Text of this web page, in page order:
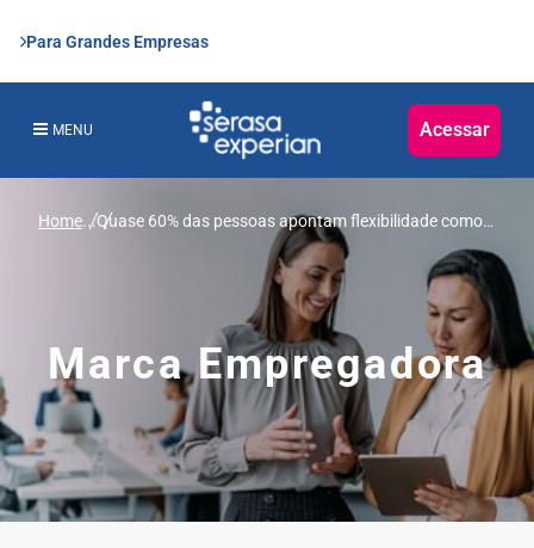
Para Grandes Empresas
MENU Acessar
Home...Quase 60% das pessoas apontam flexibilidade como
principal fator para crescimento de mães na carreira,
revela enquete da Serasa Experian
Marca Empregadora